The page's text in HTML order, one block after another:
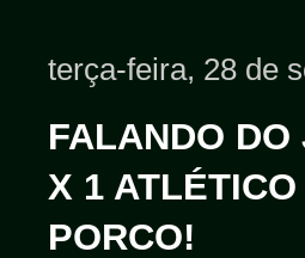
terça-feira, 28 de
FALANDO
X 1
PORCO!